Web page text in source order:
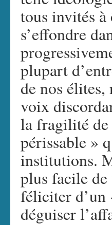
tous invités à
s’effondre
plupart
de nos élites,
voix
la fragilité de
périssable »
institutions.
plus facile de
féliciter d’un
déguiser